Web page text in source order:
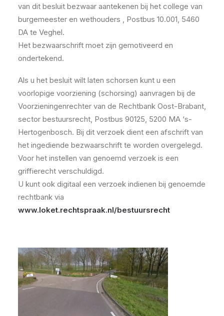
van dit besluit bezwaar aantekenen bij het college van
burgemeester en wethouders , Postbus 10.001, 5460
DA te Veghel.
Het bezwaarschrift moet zijn gemotiveerd en
ondertekend.
Als u het besluit wilt laten schorsen kunt u een
voorlopige voorziening (schorsing) aanvragen bij de
Voorzieningenrechter van de Rechtbank Oost-Brabant,
sector bestuursrecht, Postbus 90125, 5200 MA ‘s-
Hertogenbosch. Bij dit verzoek dient een afschrift van
het ingediende bezwaarschrift te worden overgelegd.
Voor het instellen van genoemd verzoek is een
griffierecht verschuldigd.
U kunt ook digitaal een verzoek indienen bij genoemde
rechtbank via
www.loket.rechtspraak.nl/bestuursrecht